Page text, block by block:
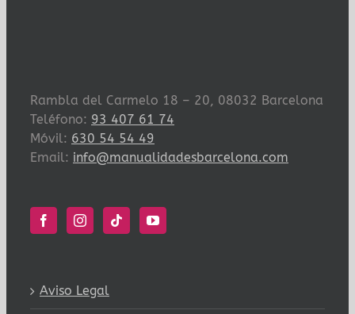
Rambla del Carmelo 18 – 20, 08032 Barcelona
Teléfono: 93 407 61 74
Móvil: 630 54 54 49
Email: info@manualidadesbarcelona.com
Aviso Legal